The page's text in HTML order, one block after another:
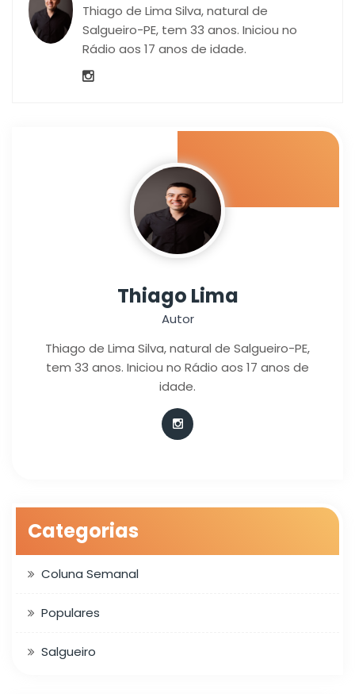
Thiago de Lima Silva, natural de
Salgueiro-PE, tem 33 anos. Iniciou no
Rádio aos 17 anos de idade.
Thiago Lima
Autor
Thiago de Lima Silva, natural de Salgueiro-PE,
tem 33 anos. Iniciou no Rádio aos 17 anos de
idade.
Categorias
Coluna Semanal
Populares
Salgueiro